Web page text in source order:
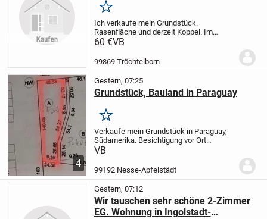
Merken
Ich verkaufe mein Grundstück.
Rasenfläche und derzeit Koppel. Im
deklarierten Flächennutzungsplan der VG
so dass es zukünftig bebaut werden
60 €VB
99869 Tröchtelborn
4
Gestern, 07:25
Grundstück, Bauland in Paraguay
Merken
Verkaufe mein Grundstück in Paraguay,
Südamerika. Besichtigung vor Ort
möglich, mein Onkel (wohnhaft in
Verkauf ab. Titel vorhanden. Er hat eine
Vollmacht von...
VB
99192 Nesse-Apfelstädt
Gestern, 07:12
Wir tauschen sehr schöne 2-Zimmer
EG. Wohnung in Ingolstadt-